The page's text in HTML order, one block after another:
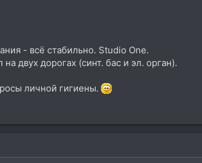
- всё стабильно. Studio One.
двух дорогах (синт. бас и эл. орган).
личной гигиены.